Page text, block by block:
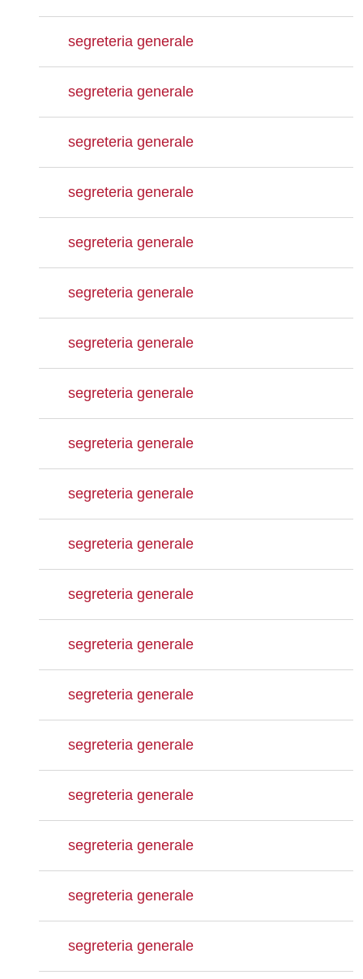
segreteria generale
segreteria generale
segreteria generale
segreteria generale
segreteria generale
segreteria generale
segreteria generale
segreteria generale
segreteria generale
segreteria generale
segreteria generale
segreteria generale
segreteria generale
segreteria generale
segreteria generale
segreteria generale
segreteria generale
segreteria generale
segreteria generale